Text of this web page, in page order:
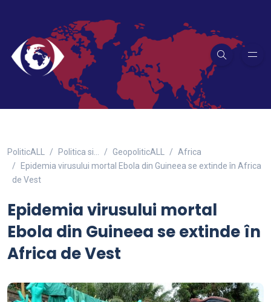
PoliticALL Politica si… GeopoliticALL
Africa
Epidemia virusului mortal Ebola din Guineea se extinde în Africa
de Vest
Epidemia virusului mortal
Ebola din Guineea se extinde în
Africa de Vest